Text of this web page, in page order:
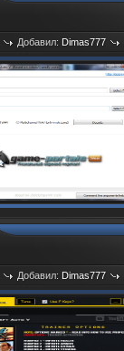
Добавил: Dimas777
Добавил: Dimas777